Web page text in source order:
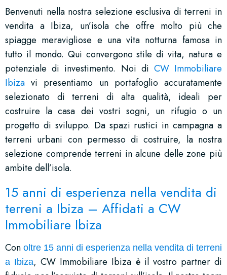
Benvenuti nella nostra selezione esclusiva di terreni in
vendita a Ibiza, un’isola che offre molto più che
spiagge meravigliose e una vita notturna famosa in
tutto il mondo. Qui convergono stile di vita, natura e
potenziale di investimento. Noi di CW Immobiliare
Ibiza vi presentiamo un portafoglio accuratamente
selezionato di terreni di alta qualità, ideali per
costruire la casa dei vostri sogni, un rifugio o un
progetto di sviluppo. Da spazi rustici in campagna a
terreni urbani con permesso di costruire, la nostra
selezione comprende terreni in alcune delle zone più
ambite dell’isola.
15 anni di esperienza nella vendita di
terreni a Ibiza – Affidati a CW
Immobiliare Ibiza
Con oltre 15 anni di esperienza nella vendita di terreni
a Ibiza, CW Immobiliare Ibiza è il vostro partner di